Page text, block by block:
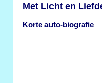
Met Licht en
Korte auto-biografie